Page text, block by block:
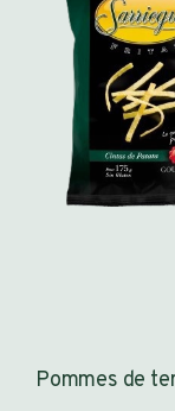
Pommes de